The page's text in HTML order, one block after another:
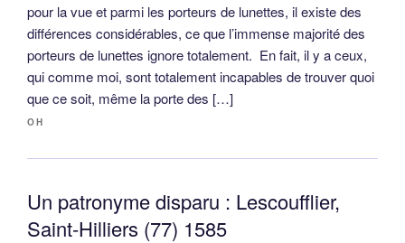
pour la vue et parmi les porteurs de lunettes, il existe des
différences considérables, ce que l’immense majorité des
porteurs de lunettes ignore totalement. En fait, il y a ceux,
qui comme moi, sont totalement incapables de trouver quoi
que ce soit, même la porte des […]
OH
Un patronyme disparu : Lescoufflier,
Saint-Hilliers (77) 1585